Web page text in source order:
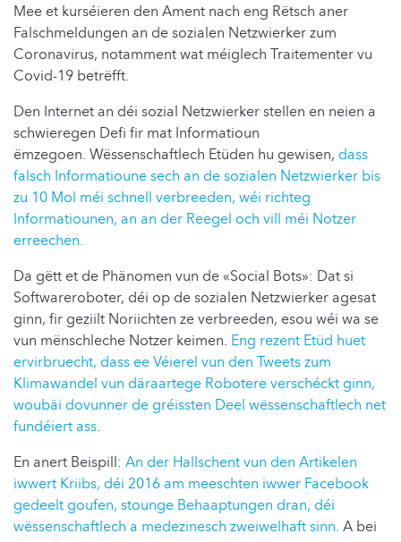
Mee et kurséieren den Ament nach eng Rëtsch aner
Falschmeldungen an de sozialen Netzwierker zum
Coronavirus, notamment wat méiglech Traitementer vu
Covid-19 betrëfft.
Den Internet an déi sozial Netzwierker stellen en neien a
schwieregen Defi fir mat Informatioun
ëmzegoen. Wëssenschaftlech Etüden hu gewisen, dass
falsch Informatioune sech an de sozialen Netzwierker bis
zu 10 Mol méi schnell verbreeden, wéi richteg
Informatiounen, an an der Reegel och vill méi Notzer
erreechen.
Da gëtt et de Phänomen vun de «Social Bots»: Dat si
Softwareroboter, déi op de sozialen Netzwierker agesat
ginn, fir geziilt Noriichten ze verbreeden, esou wéi wa se
vun mënschleche Notzer keimen. Eng rezent Etüd huet
ervirbruecht, dass ee Véierel vun den Tweets zum
Klimawandel vun däraartege Robotere verschéckt ginn,
woubäi dovunner de gréissten Deel wëssenschaftlech net
fundéiert ass.
En anert Beispill: An der Hallschent vun den Artikelen
iwwert Kriibs, déi 2016 am meeschten iwwer Facebook
gedeelt goufen, stounge Behaaptungen dran, déi
wëssenschaftlech a medezinesch zweiwelhaft sinn. A bei